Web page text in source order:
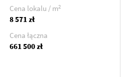
Cena lokalu / m2
8 571 zł
Cena łączna
661 500 zł